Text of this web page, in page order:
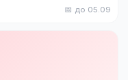
📅 до 05.09